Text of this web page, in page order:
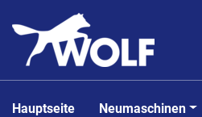
Hauptseite Neumaschinen